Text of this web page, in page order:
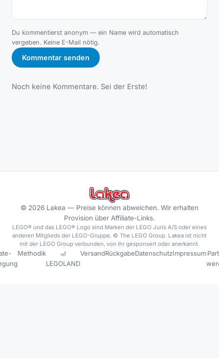
Du kommentierst anonym — ein Name wird automatisch
vergeben. Keine E-Mail nötig.
Kommentar senden
Noch keine Kommentare. Sei der Erste!
© 2026 Lakea — Preise können abweichen. Wir erhalten
Provision über Affiliate-Links.
LEGO® und das LEGO® Logo sind Marken der LEGO Juris A/S oder eines
anderen Mitglieds der LEGO-Gruppe. © The LEGO Group. Lakea ist nicht
mit der LEGO Group verbunden, von ihr gesponsert oder anerkannt.
Methodik
🎢
LEGOLAND
VersandRückgabeDatenschutzImpressum